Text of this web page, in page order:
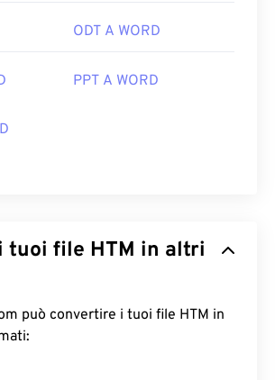
ODT A WORD
PPT A WORD
HTM in altri
può convertire i tuoi file HTM in